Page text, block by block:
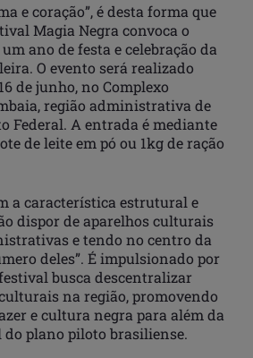
e coração”, é desta forma que
Magia Negra convoca o
ano de festa e celebração da
O evento será realizado
de junho, no Complexo
região administrativa de
Federal. A entrada é mediante
de leite em pó ou 1kg de ração
a característica estrutural e
dispor de aparelhos culturais
e tendo no centro da
deles”. É impulsionado por
busca descentralizar
na região, promovendo
e cultura negra para além da
plano piloto brasiliense.